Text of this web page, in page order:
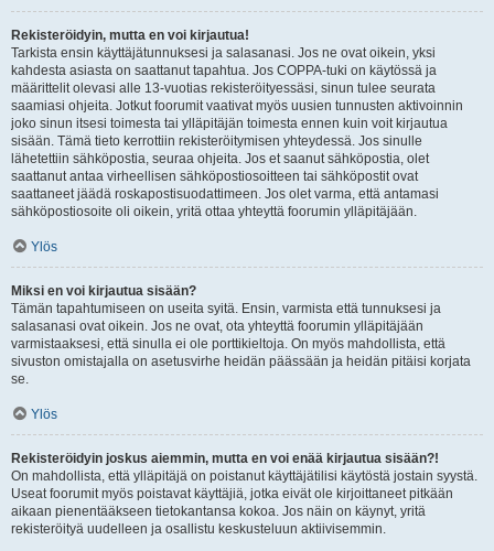
Rekisteröidyin, mutta en voi kirjautua!
Tarkista ensin käyttäjätunnuksesi ja salasanasi. Jos ne ovat oikein, yksi
kahdesta asiasta on saattanut tapahtua. Jos COPPA-tuki on käytössä ja
määrittelit olevasi alle 13-vuotias rekisteröityessäsi, sinun tulee seurata
saamiasi ohjeita. Jotkut foorumit vaativat myös uusien tunnusten aktivoinnin
joko sinun itsesi toimesta tai ylläpitäjän toimesta ennen kuin voit kirjautua
sisään. Tämä tieto kerrottiin rekisteröitymisen yhteydessä. Jos sinulle
lähetettiin sähköpostia, seuraa ohjeita. Jos et saanut sähköpostia, olet
saattanut antaa virheellisen sähköpostiosoitteen tai sähköpostit ovat
saattaneet jäädä roskapostisuodattimeen. Jos olet varma, että antamasi
sähköpostiosoite oli oikein, yritä ottaa yhteyttä foorumin ylläpitäjään.
Ylös
Miksi en voi kirjautua sisään?
Tämän tapahtumiseen on useita syitä. Ensin, varmista että tunnuksesi ja
salasanasi ovat oikein. Jos ne ovat, ota yhteyttä foorumin ylläpitäjään
varmistaaksesi, että sinulla ei ole porttikieltoja. On myös mahdollista, että
sivuston omistajalla on asetusvirhe heidän päässään ja heidän pitäisi korjata
se.
Ylös
Rekisteröidyin joskus aiemmin, mutta en voi enää kirjautua sisään?!
On mahdollista, että ylläpitäjä on poistanut käyttäjätilisi käytöstä jostain syystä.
Useat foorumit myös poistavat käyttäjiä, jotka eivät ole kirjoittaneet pitkään
aikaan pienentääkseen tietokantansa kokoa. Jos näin on käynyt, yritä
rekisteröityä uudelleen ja osallistu keskusteluun aktiivisemmin.